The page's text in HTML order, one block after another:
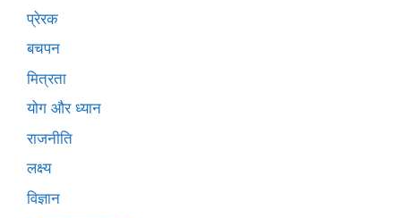
प्रेरक
बचपन
मित्रता
योग और ध्यान
राजनीति
लक्ष्य
विज्ञान